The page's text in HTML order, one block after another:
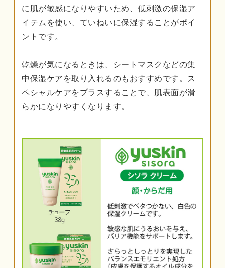
に肌が敏感になりやすいため、低刺激の保湿ア
イテムを使い、ていねいに保湿することがポイ
ントです。
乾燥が気になるときは、シートマスクなどの集
中保湿ケアを取り入れるのもおすすめです。ス
ペシャルケアをプラスすることで、肌表面が滑
らかになりやすくなります。